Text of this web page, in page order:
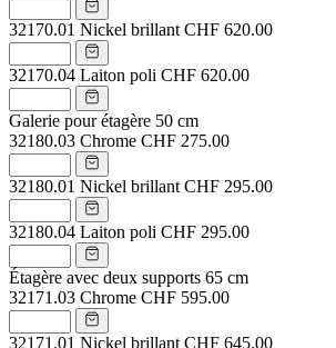
32170.01 Nickel brillant CHF 620.00
32170.04 Laiton poli CHF 620.00
Galerie pour étagère 50 cm
32180.03 Chrome CHF 275.00
32180.01 Nickel brillant CHF 295.00
32180.04 Laiton poli CHF 295.00
Étagère avec deux supports 65 cm
32171.03 Chrome CHF 595.00
32171.01 Nickel brillant CHF 645.00